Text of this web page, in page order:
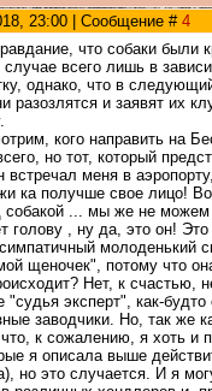
23:00 | Сообщение #4
что собаки были
всего лишь в
однако, что в
разозлятся и заявят их
кого направить на
но тот, который
меня в
ка получше свое лицо!
собакой ... мы же не можем
голову , ну да, это он!
молоденький
щеночек", потому что
Нет, к счастью,
эксперт", как-
заводчики. Но, так же
к сожалению, я хоть и
я описала выше
но это случается. И я